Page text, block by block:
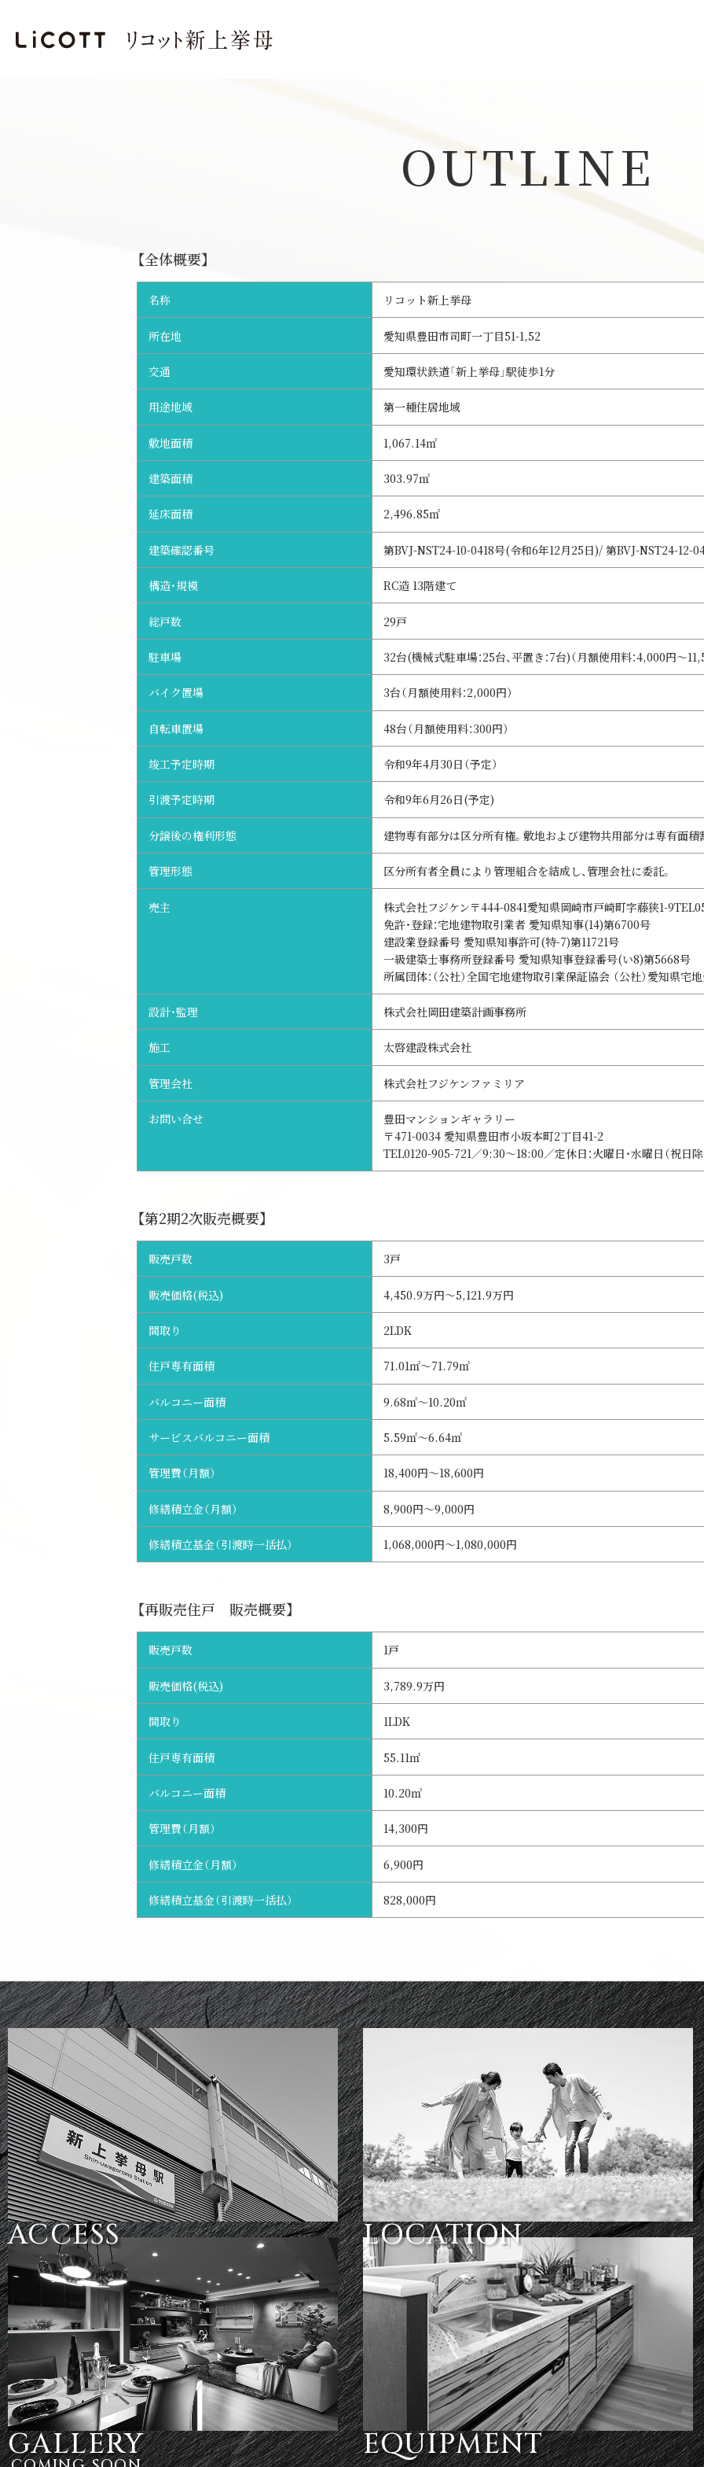
OUTLINE
【全体概要】
名称 リコット新上挙母
所在地 愛知県豊田市司町一丁目51-1,52
交通 愛知環状鉄道「新上挙母」駅徒歩1分
用途地域 第一種住居地域
敷地面積 1,067.14㎡
建築面積 303.97㎡
延床面積 2,496.85㎡
建築確認番号 第BVJ-NST24-10-0418号(令和6年12月25日)/ 第BVJ-NST24-12-
構造・規模 RC造 13階建て
総戸数 29戸
駐車場 32台(機械式駐車場：25台、平置き：7台)（月額使用料：4,000円～
バイク置場 3台（月額使用料：2,000円）
自転車置場 48台（月額使用料：300円）
竣工予定時期 令和9年4月30日（予定）
引渡予定時期 令和9年6月26日(予定)
分譲後の権利形態 建物専有部分は区分所有権。敷地および建物共用部分は専有面積
管理形態 区分所有者全員により管理組合を結成し、管理会社に委託。
売主
株式会社フジケン〒444-0841愛知県岡崎市戸崎町字藤狭1-
免許・登録：宅地建物取引業者 愛知県知事(14)第6700号
建設業登録番号 愛知県知事許可(特-7)第11721号
一級建築士事務所登録番号 愛知県知事登録番号(い8)第5668号
所属団体：（公社）全国宅地建物取引業保証協会 （公社）愛知県宅
設計・監理 株式会社岡田建築計画事務所
施工 太啓建設株式会社
管理会社 株式会社フジケンファミリア
お問い合せ
豊田マンションギャラリー
〒471-0034 愛知県豊田市小坂本町2丁目41-2
TEL0120-905-721／9:30～18:00／定休日：火曜日・水曜日（祝日除
【第2期2次販売概要】
販売戸数 3戸
販売価格(税込) 4,450.9万円～5,121.9万円
間取り 2LDK
住戸専有面積 71.01㎡～71.79㎡
バルコニー面積 9.68㎡～10.20㎡
サービスバルコニー面積 5.59㎡～6.64㎡
管理費（月額） 18,400円～18,600円
修繕積立金（月額） 8,900円～9,000円
修繕積立基金（引渡時一括払） 1,068,000円～1,080,000円
【再販売住戸 販売概要】
販売戸数 1戸
販売価格(税込) 3,789.9万円
間取り 1LDK
住戸専有面積 55.11㎡
バルコニー面積 10.20㎡
管理費（月額） 14,300円
修繕積立金（月額） 6,900円
修繕積立基金（引渡時一括払） 828,000円
ACCESS LOCATION
GALLERY EQUIPMENT